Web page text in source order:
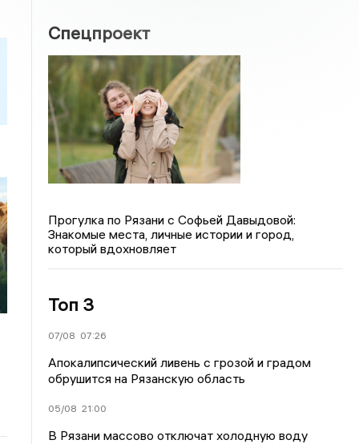
Спецпроект
Прогулка по Рязани с Софьей Давыдовой:
Знакомые места, личные истории и город,
который вдохновляет
Топ 3
07/08 07:26
Апокалипсический ливень с грозой и градом
обрушится на Рязанскую область
05/08 21:00
В Рязани массово отключат холодную воду